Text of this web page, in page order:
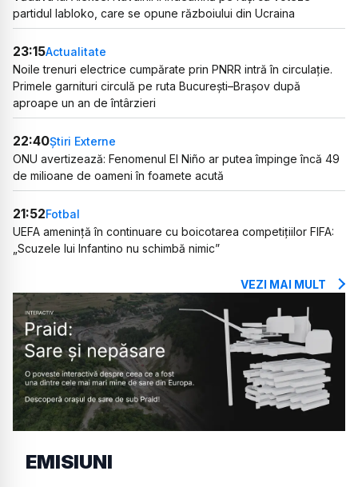
partidul Iabloko, care se opune războiului din Ucraina
23:15Actualitate
Noile trenuri electrice cumpărate prin PNRR intră în circulație.
Primele garnituri circulă pe ruta București–Brașov după
aproape un an de întârzieri
22:40Știri Externe
ONU avertizează: Fenomenul El Niño ar putea împinge încă 49
de milioane de oameni în foamete acută
21:52Fotbal
UEFA amenință în continuare cu boicotarea competițiilor FIFA:
„Scuzele lui Infantino nu schimbă nimic”
VEZI MAI MULT
EMISIUNI